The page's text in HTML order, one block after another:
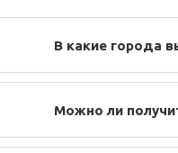
В какие города
Можно ли